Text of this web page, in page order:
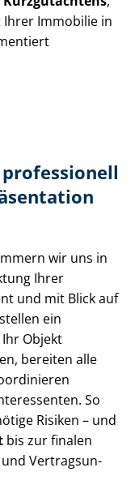
Immobilie in
wir uns in
Ihrer
und mit Blick auf
ein
Objekt
bereiten alle
So
Risiken – und
bis zur finalen
und Ver­trags­un­